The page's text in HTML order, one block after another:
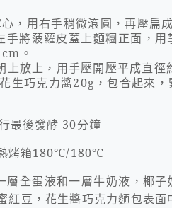
，用右手稍微滾圓，再壓扁
將菠蘿皮蓋上麵糰正面，
。
上放上，用手壓開壓平成直徑
生巧克力醬20g ，包合起來
最後發酵 30分鐘
烤箱180℃/180℃
全蛋液和一層牛奶液，椰
紅豆，花生醬巧克力麵包表面